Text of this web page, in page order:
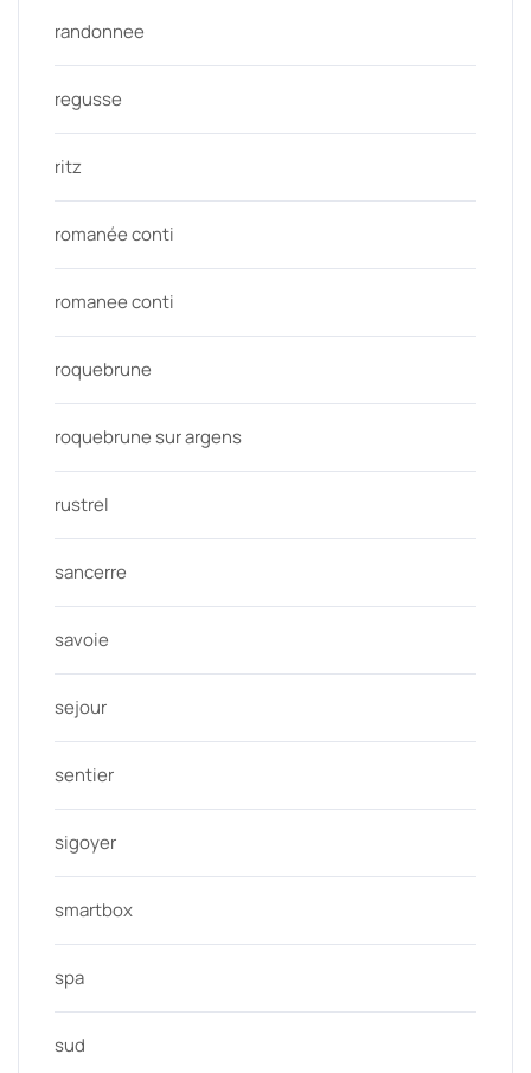
randonnee
regusse
ritz
romanée conti
romanee conti
roquebrune
roquebrune sur argens
rustrel
sancerre
savoie
sejour
sentier
sigoyer
smartbox
spa
sud